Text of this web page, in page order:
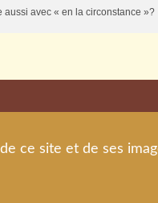
aussi avec « en la circonstance »?
ce site et de ses